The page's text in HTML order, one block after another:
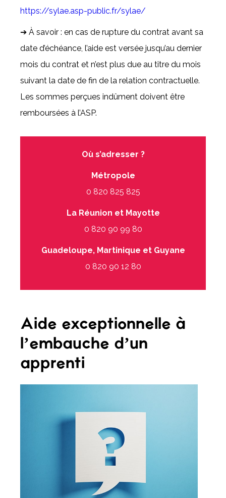
https://sylae.asp-public.fr/sylae/
➔ À savoir : en cas de rupture du contrat avant sa
date d’échéance, l’aide est versée jusqu’au dernier
mois du contrat et n’est plus due au titre du mois
suivant la date de fin de la relation contractuelle.
Les sommes perçues indûment doivent être
remboursées à l’ASP.
Où s’adresser ?
Métropole
0 820 825 825
La Réunion et Mayotte
0 820 90 99 80
Guadeloupe, Martinique et Guyane
0 820 90 12 80
Aide exceptionnelle à
l’embauche d’un
apprenti